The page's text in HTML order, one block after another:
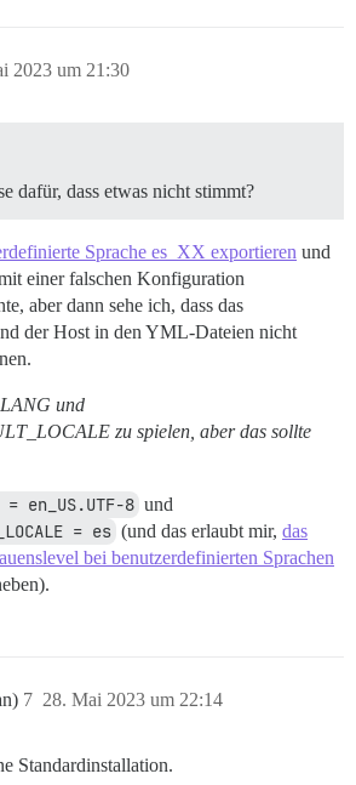
2023 um 21:30
dafür, dass etwas nicht stimmt?
Sprache es_XX exportieren und
einer falschen Konfiguration
aber dann sehe ich, dass das
der Host in den YML-Dateien nicht
und
zu spielen, aber das sollte
= en_US.UTF-8 und
= es (und das erlaubt mir, das
bei benutzerdefinierten Sprachen
28. Mai 2023 um 22:14
7
Standardinstallation.